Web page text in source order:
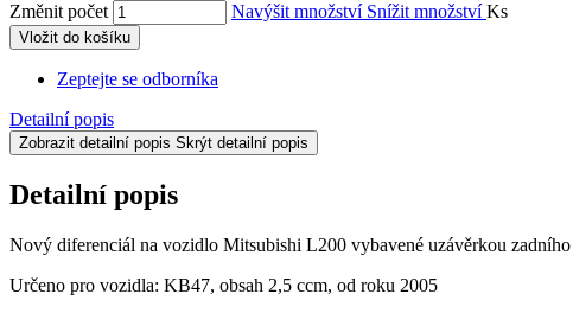
Změnit počet
Navýšit množství Snížit množstvíKs
Vložit do košíku
Zeptejte se odborníka
Detailní popis
Zobrazit detailní popis Skrýt detailní popis
Detailní popis
Nový diferenciál na vozidlo Mitsubishi L200 vybavené uzávěrkou
Určeno pro vozidla: KB47, obsah 2,5 ccm, od roku 2005